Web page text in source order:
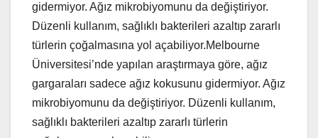
gidermiyor. Ağız mikrobiyomunu da değiştiriyor.
Düzenli kullanım, sağlıklı bakterileri azaltıp zararlı
türlerin çoğalmasına yol açabiliyor.Melbourne
Üniversitesi’nde yapılan araştırmaya göre, ağız
gargaraları sadece ağız kokusunu gidermiyor. Ağız
mikrobiyomunu da değiştiriyor. Düzenli kullanım,
sağlıklı bakterileri azaltıp zararlı türlerin